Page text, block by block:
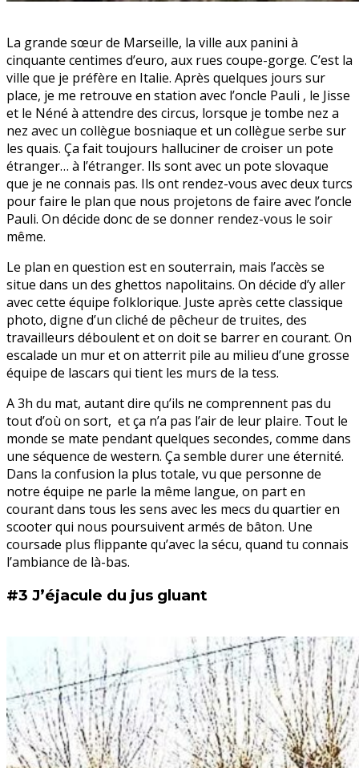
La grande sœur de Marseille, la ville aux panini à
cinquante centimes d’euro, aux rues coupe-gorge. C’est la
ville que je préfère en Italie. Après quelques jours sur
place, je me retrouve en station avec l’oncle Pauli , le Jisse
et le Néné à attendre des circus, lorsque je tombe nez a
nez avec un collègue bosniaque et un collègue serbe sur
les quais. Ça fait toujours halluciner de croiser un pote
étranger… à l’étranger. Ils sont avec un pote slovaque
que je ne connais pas. Ils ont rendez-vous avec deux turcs
pour faire le plan que nous projetons de faire avec l’oncle
Pauli. On décide donc de se donner rendez-vous le soir
même.
Le plan en question est en souterrain, mais l’accès se
situe dans un des ghettos napolitains. On décide d’y aller
avec cette équipe folklorique. Juste après cette classique
photo, digne d’un cliché de pêcheur de truites, des
travailleurs déboulent et on doit se barrer en courant. On
escalade un mur et on atterrit pile au milieu d’une grosse
équipe de lascars qui tient les murs de la tess.
A 3h du mat, autant dire qu’ils ne comprennent pas du
tout d’où on sort, et ça n’a pas l’air de leur plaire. Tout le
monde se mate pendant quelques secondes, comme dans
une séquence de western. Ça semble durer une éternité.
Dans la confusion la plus totale, vu que personne de
notre équipe ne parle la même langue, on part en
courant dans tous les sens avec les mecs du quartier en
scooter qui nous poursuivent armés de bâton. Une
coursade plus flippante qu’avec la sécu, quand tu connais
l’ambiance de là-bas.
#3 J’éjacule du jus gluant